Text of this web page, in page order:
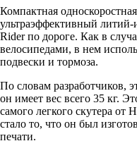
Компактная
ультраэффективный
Rider по дороге. Как в
велосипедами, в нем
подвески и тормоза.
По словам разработчиков,
он имеет вес всего 35 кг.
самого легкого скутера от
стало то, что он был
печати.